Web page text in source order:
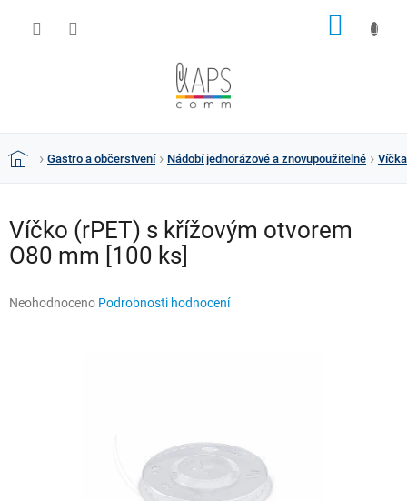
DomůGastro a občerstvení Nádobí jednorázové a znovupoužitelné Víčka
Víčko (rPET) s křížovým otvorem
O80 mm [100 ks]
Průměrné
Neohodnoceno Podrobnosti hodnocení